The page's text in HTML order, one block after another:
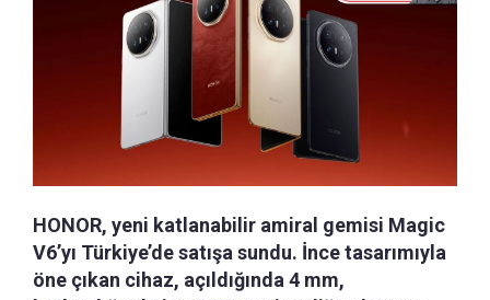
HONOR, yeni katlanabilir amiral gemisi Magic
V6’yı Türkiye’de satışa sundu. İnce tasarımıyla
öne çıkan cihaz, açıldığında 4 mm,